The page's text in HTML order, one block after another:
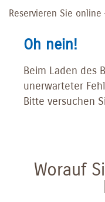
Reservieren Sie
Oh nein!
Beim Laden des
unerwarteter
Bitte versuchen
Worauf